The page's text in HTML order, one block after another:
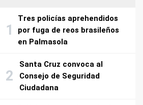
Tres policías aprehendidos
por fuga de reos brasileños
en Palmasola
Santa Cruz convoca al
Consejo de Seguridad
Ciudadana